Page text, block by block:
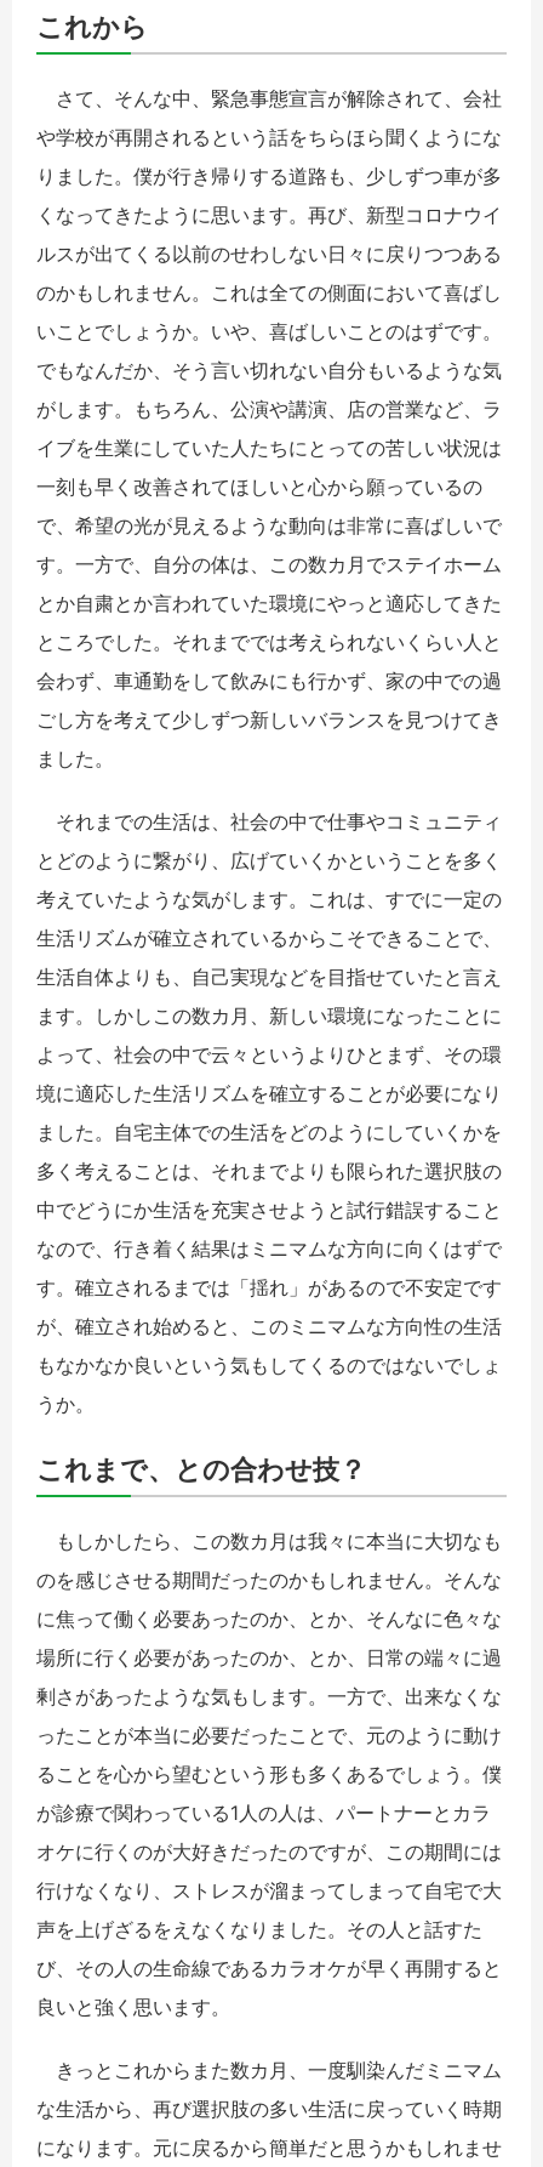
これから
さて、そんな中、緊急事態宣言が解除されて、会社
や学校が再開されるという話をちらほら聞くようにな
りました。僕が行き帰りする道路も、少しずつ車が多
くなってきたように思います。再び、新型コロナウイ
ルスが出てくる以前のせわしない日々に戻りつつある
のかもしれません。これは全ての側面において喜ばし
いことでしょうか。いや、喜ばしいことのはずです。
でもなんだか、そう言い切れない自分もいるような気
がします。もちろん、公演や講演、店の営業など、ラ
イブを生業にしていた人たちにとっての苦しい状況は
一刻も早く改善されてほしいと心から願っているの
で、希望の光が見えるような動向は非常に喜ばしいで
す。一方で、自分の体は、この数カ月でステイホーム
とか自粛とか言われていた環境にやっと適応してきた
ところでした。それまででは考えられないくらい人と
会わず、車通勤をして飲みにも行かず、家の中での過
ごし方を考えて少しずつ新しいバランスを見つけてき
ました。
それまでの生活は、社会の中で仕事やコミュニティ
とどのように繋がり、広げていくかということを多く
考えていたような気がします。これは、すでに一定の
生活リズムが確立されているからこそできることで、
生活自体よりも、自己実現などを目指せていたと言え
ます。しかしこの数カ月、新しい環境になったことに
よって、社会の中で云々というよりひとまず、その環
境に適応した生活リズムを確立することが必要になり
ました。自宅主体での生活をどのようにしていくかを
多く考えることは、それまでよりも限られた選択肢の
中でどうにか生活を充実させようと試行錯誤すること
なので、行き着く結果はミニマムな方向に向くはずで
す。確立されるまでは「揺れ」があるので不安定です
が、確立され始めると、このミニマムな方向性の生活
もなかなか良いという気もしてくるのではないでしょ
うか。
これまで、との合わせ技？
もしかしたら、この数カ月は我々に本当に大切なも
のを感じさせる期間だったのかもしれません。そんな
に焦って働く必要あったのか、とか、そんなに色々な
場所に行く必要があったのか、とか、日常の端々に過
剰さがあったような気もします。一方で、出来なくな
ったことが本当に必要だったことで、元のように動け
ることを心から望むという形も多くあるでしょう。僕
が診療で関わっている1人の人は、パートナーとカラ
オケに行くのが大好きだったのですが、この期間には
行けなくなり、ストレスが溜まってしまって自宅で大
声を上げざるをえなくなりました。その人と話すた
び、その人の生命線であるカラオケが早く再開すると
良いと強く思います。
きっとこれからまた数カ月、一度馴染んだミニマム
な生活から、再び選択肢の多い生活に戻っていく時期
になります。元に戻るから簡単だと思うかもしれませ